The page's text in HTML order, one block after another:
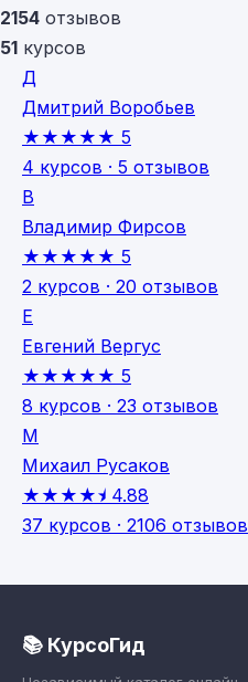
2154 отзывов
51 курсов
Д
Дмитрий Воробьев
★★★★★ 5
4 курсов · 5 отзывов
В
Владимир Фирсов
★★★★★ 5
2 курсов · 20 отзывов
Е
Евгений Вергус
★★★★★ 5
8 курсов · 23 отзывов
М
Михаил Русаков
★★★★⯨ 4.88
37 курсов · 2106 отзывов
📚 КурсоГид